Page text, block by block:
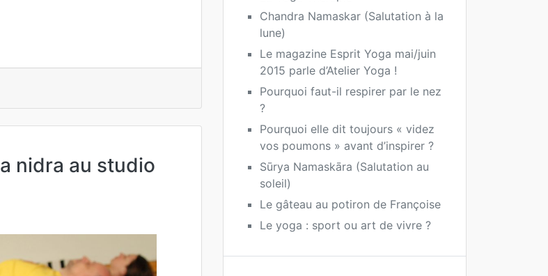
nidra au studio
Chandra Namaskar (Salutation à la
lune)
Le magazine Esprit Yoga mai/juin
2015 parle d’Atelier Yoga !
Pourquoi faut-il respirer par le nez
?
Pourquoi elle dit toujours « videz
vos poumons » avant d’inspirer ?
Sūrya Namaskāra (Salutation au
soleil)
Le gâteau au potiron de Françoise
Le yoga : sport ou art de vivre ?